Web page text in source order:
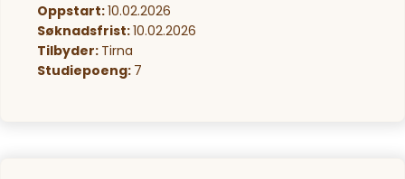
Oppstart:10.02.2026
Søknadsfrist:10.02.2026
Tilbyder: Tirna
Studiepoeng: 7